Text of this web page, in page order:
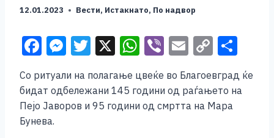
12.01.2023 Вести, Истакнато, По надвор
F
c
e
b
M
ss
e
T
tt
er
X W
at
s
Vi
er
E
ai
l
C
p
y
h
ar
Со ритуали на полагање цвеќе во Благоевград ќе
бидат одбележани 145 години од раѓањето на
Пејо Јаворов и 95 години од смртта на Мара
Бунева.